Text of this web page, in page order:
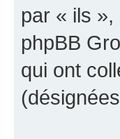
par « ils
phpBB
qui ont